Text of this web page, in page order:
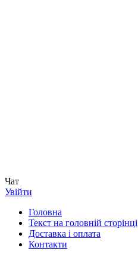
Чат
Увійти
Головна
Текст на головній сторінці
Доставка і оплата
Контакти